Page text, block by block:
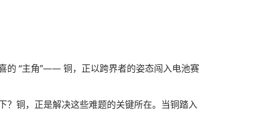
的 “主角”—— 铜，正以跨界者的姿态闯入电池赛
？铜，正是解决这些难题的关键所在。当铜踏入